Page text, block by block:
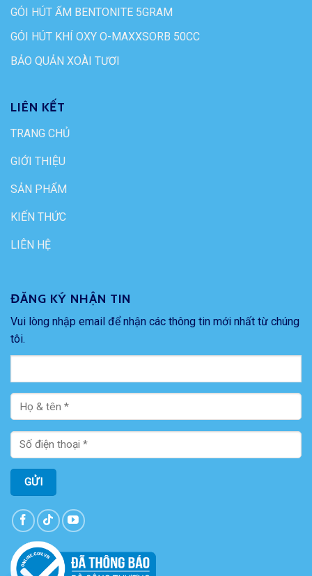
GÓI HÚT ẨM BENTONITE 5GRAM
GÓI HÚT KHÍ OXY O-MAXXSORB 50CC
BẢO QUẢN XOÀI TƯƠI
LIÊN KẾT
TRANG CHỦ
GIỚI THIỆU
SẢN PHẨM
KIẾN THỨC
LIÊN HỆ
ĐĂNG KÝ NHẬN TIN
Vui lòng nhập email để nhận các thông tin mới nhất từ chúng
tôi.